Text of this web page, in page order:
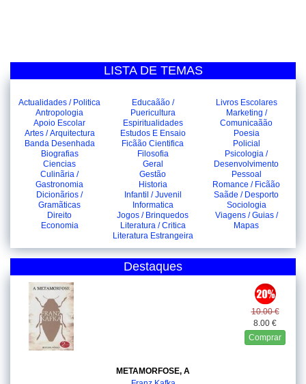
LISTA DE TEMAS
Actualidades / Politica
Antropologia
Apoio Escolar
Artes / Arquitectura
Banda Desenhada
Biografias
Ciencias
Culinãria /
Gastronomia
Dicionãrios /
Gramãticas
Direito
Economia
Educaãão /
Puericultura
Espiritualidades
Estudos E Ensaio
Ficãão Cientifica
Filosofia
Geral
Gestão
Historia
Infantil / Juvenil
Informatica
Jogos / Brinquedos
Literatura / Critica
Literatura Estrangeira
Livros Escolares
Marketing /
Comunicaãão
Poesia
Policial
Psicologia /
Desenvolvimento
Pessoal
Romance / Ficãão
Saãde / Desporto
Sociologia
Viagens / Guias /
Mapas
Destaques
10.00 €
8.00 €
Comprar
METAMORFOSE, A